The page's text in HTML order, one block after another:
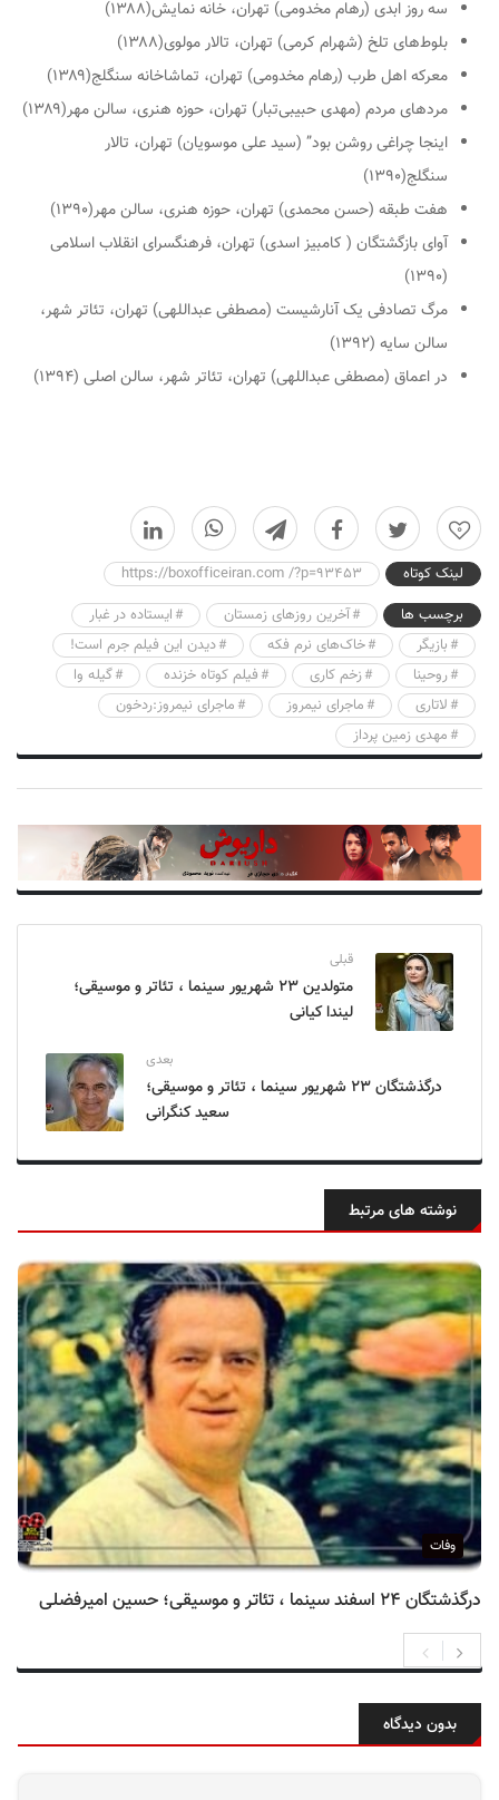
سه روز ابدی (رهام مخدومی) تهران، خانه نمایش(۱۳۸۸)
بلوط‌های تلخ (شهرام کرمی) تهران، تالار مولوی(۱۳۸۸)
معرکه اهل طرب (رهام مخدومی) تهران، تماشاخانه سنگلج(۱۳۸۹)
مردهای مردم (مهدی حبیبی‌تبار) تهران، حوزه هنری، سالن مهر(۱۳۸۹)
اینجا چراغی روشن بود” (سید علی موسویان) تهران، تالار
سنگلج(۱۳۹۰)
هفت طبقه (حسن محمدی) تهران، حوزه هنری، سالن مهر(۱۳۹۰)
آوای بازگشتگان ( کامبیز اسدی) تهران، فرهنگسرای انقلاب اسلامی
(۱۳۹۰)
مرگ تصادفی یک آنارشیست (مصطفی عبداللهی) تهران، تئاتر شهر،
سالن سایه (۱۳۹۲)
در اعماق (مصطفی عبداللهی) تهران، تئاتر شهر، سالن اصلی (۱۳۹۴)
0
لینک کوتاه
https://boxofficeiran.com /?p=93453
برچسب ها
آخرین روزهای زمستان
ایستاده در غبار
بازیگر
خاک‌های نرم فکه
دیدن این فیلم جرم است!
روحینا
زخم کاری فیلم کوتاه خزنده
گیله وا
لاتاری
ماجرای نیمروز
ماجرای نیمروز:ردخون
مهدی زمین پرداز
قبلی
متولدین ۲۳ شهریور سینما ، تئاتر و موسیقی؛
لیندا کیانی
بعدی
درگذشتگان ۲۳ شهریور سینما ، تئاتر و موسیقی؛
سعید کنگرانی
نوشته های مرتبط
وفات
درگذشتگان ۲۴ اسفند سینما ، تئاتر و موسیقی؛ حسین امیرفضلی
بدون دیدگاه